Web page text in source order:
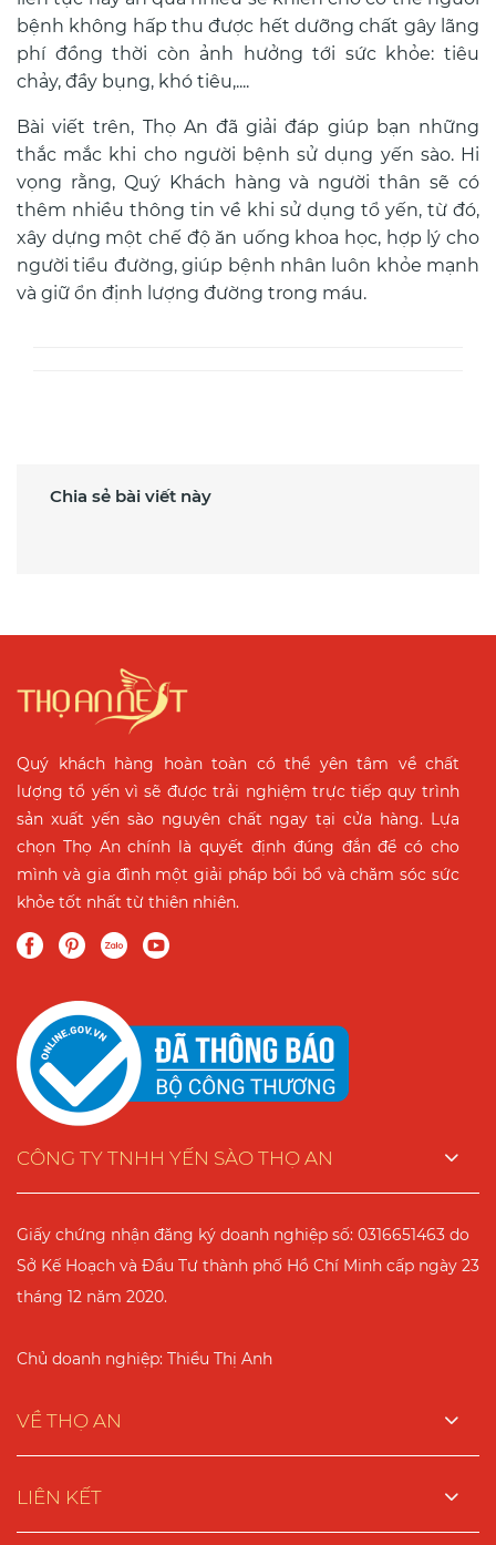
bệnh không hấp thu được hết dưỡng chất gây lãng
phí đồng thời còn ảnh hưởng tới sức khỏe: tiêu
chảy, đầy bụng, khó tiêu,....
Bài viết trên, Thọ An đã giải đáp giúp bạn những
thắc mắc khi cho người bệnh sử dụng yến sào. Hi
vọng rằng, Quý Khách hàng và người thân sẽ có
thêm nhiều thông tin về khi sử dụng tổ yến, từ đó,
xây dựng một chế độ ăn uống khoa học, hợp lý cho
người tiểu đường, giúp bệnh nhân luôn khỏe mạnh
và giữ ổn định lượng đường trong máu.
Chia sẻ bài viết này
Quý khách hàng hoàn toàn có thể yên tâm về chất
lượng tổ yến vì sẽ được trải nghiệm trực tiếp quy trình
sản xuất yến sào nguyên chất ngay tại cửa hàng. Lựa
chọn Thọ An chính là quyết định đúng đắn để có cho
mình và gia đình một giải pháp bồi bổ và chăm sóc sức
khỏe tốt nhất từ thiên nhiên.
CÔNG TY TNHH YẾN SÀO THỌ AN
Giấy chứng nhận đăng ký doanh nghiệp số: 0316651463 do
Sở Kế Hoạch và Đầu Tư thành phố Hồ Chí Minh cấp ngày 23
tháng 12 năm 2020.
Chủ doanh nghiệp: Thiều Thị Anh
VỀ THỌ AN
LIÊN KẾT